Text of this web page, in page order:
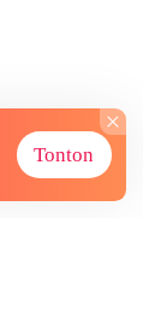
Tonton